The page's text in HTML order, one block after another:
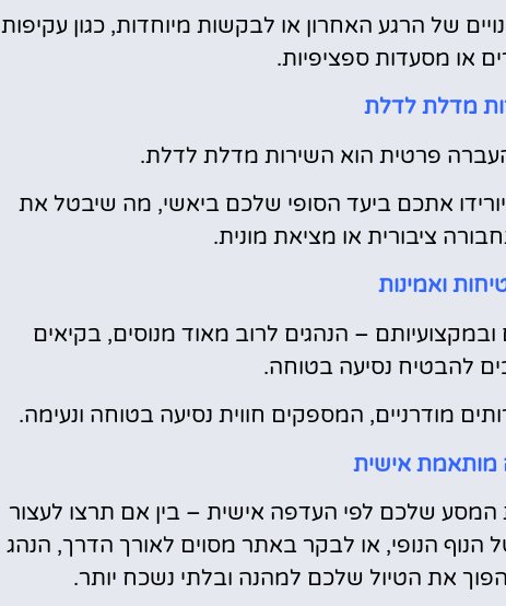
של הרגע האחרון או לבקשות מיוחדות, כגון עקיפות
או מסעדות ספציפיות.
מדלת לדלת
פרטית הוא השירות מדלת לדלת.
אתכם ביעד הסופי שלכם ביאשי, מה שיבטל את
ציבורית או מציאת מונית.
ואמינות
– הנהגים לרוב מאוד מנוסים, בקיאים
להבטיח נסיעה בטוחה.
מודרניים, המספקים חווית נסיעה בטוחה ונעימה.
מותאמת אישית
שלכם לפי העדפה אישית – בין אם תרצו לעצור
הנופי, או לבקר באתר מסוים לאורך הדרך, הנהג
את הטיול שלכם למהנה ובלתי נשכח יותר.